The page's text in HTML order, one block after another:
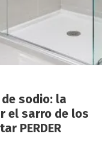
sodio: la
el sarro de los
PERDER